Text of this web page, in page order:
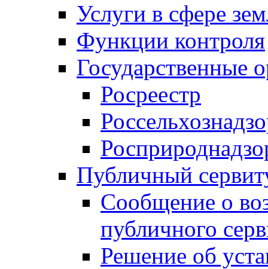
Услуги в сфере
Функции контроля
Государственные
Росреестр
Публичный
Сообщение о
публичного
Решение об